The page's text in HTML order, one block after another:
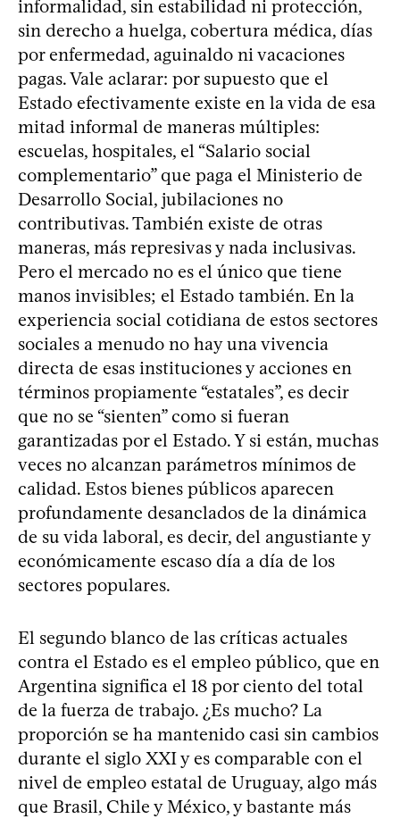
informalidad, sin estabilidad ni protección,
sin derecho a huelga, cobertura médica, días
por enfermedad, aguinaldo ni vacaciones
pagas. Vale aclarar: por supuesto que el
Estado efectivamente existe en la vida de esa
mitad informal de maneras múltiples:
escuelas, hospitales, el “Salario social
complementario” que paga el Ministerio de
Desarrollo Social, jubilaciones no
contributivas. También existe de otras
maneras, más represivas y nada inclusivas.
Pero el mercado no es el único que tiene
manos invisibles; el Estado también. En la
experiencia social cotidiana de estos sectores
sociales a menudo no hay una vivencia
directa de esas instituciones y acciones en
términos propiamente “estatales”, es decir
que no se “sienten” como si fueran
garantizadas por el Estado. Y si están, muchas
veces no alcanzan parámetros mínimos de
calidad. Estos bienes públicos aparecen
profundamente desanclados de la dinámica
de su vida laboral, es decir, del angustiante y
económicamente escaso día a día de los
sectores populares.
El segundo blanco de las críticas actuales
contra el Estado es el empleo público, que en
Argentina significa el 18 por ciento del total
de la fuerza de trabajo. ¿Es mucho? La
proporción se ha mantenido casi sin cambios
durante el siglo XXI y es comparable con el
nivel de empleo estatal de Uruguay, algo más
que Brasil, Chile y México, y bastante más